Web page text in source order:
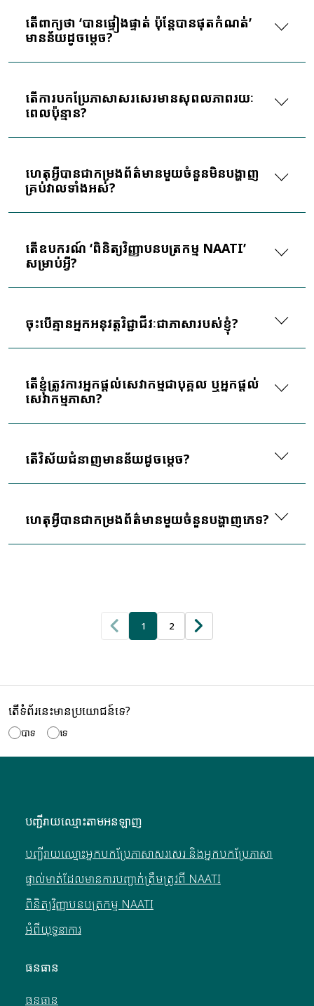
តើពាក្យថា ‘បានផ្ទៀងផ្ទាត់ ប៉ុន្តែបានផុតកំណត់’
មានន័យដូចម្តេច?
តើការបកប្រែភាសាសរសេរមានសុពលភាពរយៈ
ពេលប៉ុន្មាន?
ហេតុអ្វីបានជាកម្រងព័ត៌មានមួយចំនួនមិនបង្ហាញ
គ្រប់វាលទាំងអស់?
តើឧបករណ៍ ‘ពិនិត្យវិញ្ញាបនបត្រកម្ម NAATI’
សម្រាប់អ្វី?
ចុះបើគ្មានអ្នកអនុវត្តវិជ្ជាជីវៈជាភាសារបស់ខ្ញុំ?
តើខ្ញុំត្រូវការអ្នកផ្តល់សេវាកម្មជាបុគ្គល ឬអ្នកផ្តល់
សេវាកម្មភាសា?
តើ​វិស័យជំនាញ​មានន័យ​ដូចម្តេច?
ហេតុអ្វីបានជាកម្រងព័ត៌មានមួយចំនួនបង្ហាញភេទ?
1 2
តើទំព័រនេះមានប្រយោជន៍ទេ?
បាទ ទេ
បញ្ជីរាយឈ្មោះតាមអនឡាញ
បញ្ជីរាយឈ្មោះអ្នកបកប្រែភាសាសរសេរ និងអ្នកបកប្រែភាសា
ផ្ទាល់មាត់ដែលមានការបញ្ជាក់ត្រឹមត្រូវពី NAATI
ពិនិត្យវិញ្ញាបនបត្រកម្ម NAATI
អំពីយុទ្ធនាការ
ធនធាន
ធនធាន